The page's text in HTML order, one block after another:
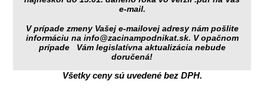
e-mail.
V prípade zmeny Vašej e-mailovej adresy nám pošlite
informáciu na info@zacinampodnikat.sk. V opačnom
prípade Vám legislatívna aktualizácia nebude
doručená!
Všetky ceny sú uvedené bez DPH.